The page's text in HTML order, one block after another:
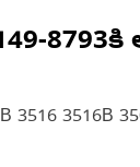
8793కి
3516 3516B